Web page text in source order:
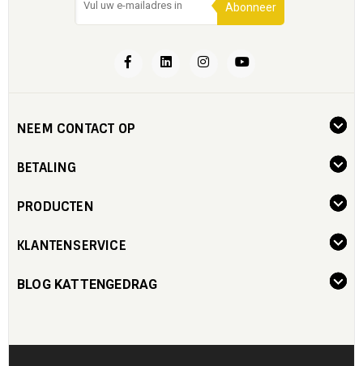
Abonneer
NEEM CONTACT OP
BETALING
PRODUCTEN
KLANTENSERVICE
BLOG KATTENGEDRAG